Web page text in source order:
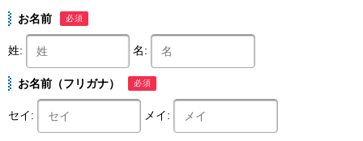
お名前 必須
姓: 名:
お名前（フリガナ） 必須
セイ: メイ: